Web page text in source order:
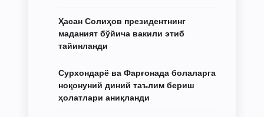
Ҳасан Солиҳов президентнинг
маданият бўйича вакили этиб
тайинланди
Сурхондарё ва Фарғонада болаларга
ноқонуний диний таълим бериш
ҳолатлари аниқланди